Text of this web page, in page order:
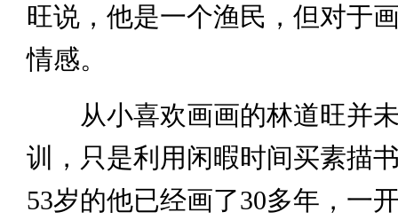
旺说，他是一个渔民，但对于
情感。
从小喜欢画画的林道旺并未
训，只是利用闲暇时间买素描
53岁的他已经画了30多年，一